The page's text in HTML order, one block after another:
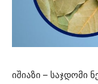
იშიაზი – საჯდომი